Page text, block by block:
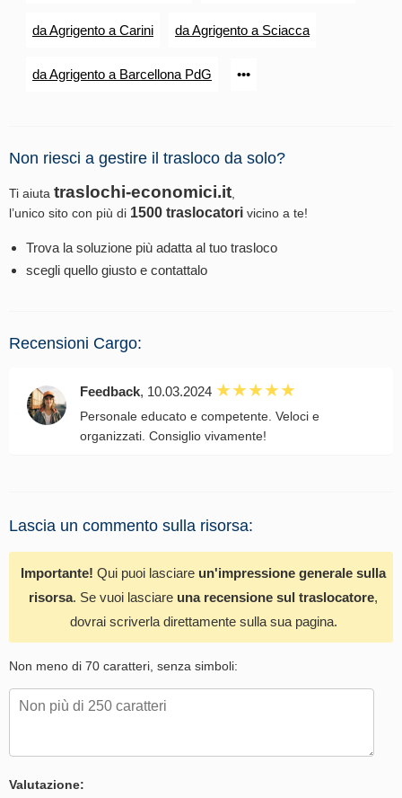
da Agrigento a Carini da Agrigento a Sciacca
da Agrigento a Barcellona PdG •••
Non riesci a gestire il trasloco da solo?
Ti aiuta traslochi-economici.it
l’unico sito con più di 1500 traslocatori vicino a te!
Trova la soluzione più adatta al tuo trasloco
scegli quello giusto e contattalo
Recensioni Cargo:
Feedback, 10.03.2024
Personale educato e competente. Veloci e
organizzati. Consiglio vivamente!
Lascia un commento sulla risorsa:
Importante! Qui puoi lasciare un'impressione generale sulla
risorsa. Se vuoi lasciare una recensione sul traslocatore,
dovrai scriverla direttamente sulla sua pagina.
Non meno di 70 caratteri, senza simboli:
Valutazione: